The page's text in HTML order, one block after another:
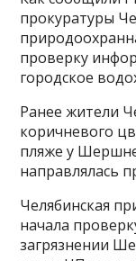
прокуратуры
проверку
городское
Ранее жители
коричневого
пляже у
направлялась
Челябинская
начала
загрязнении